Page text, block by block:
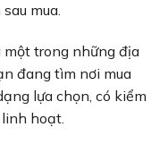
mua.
một trong những địa
đang tìm nơi mua
lựa chọn, có kiểm
hoạt.